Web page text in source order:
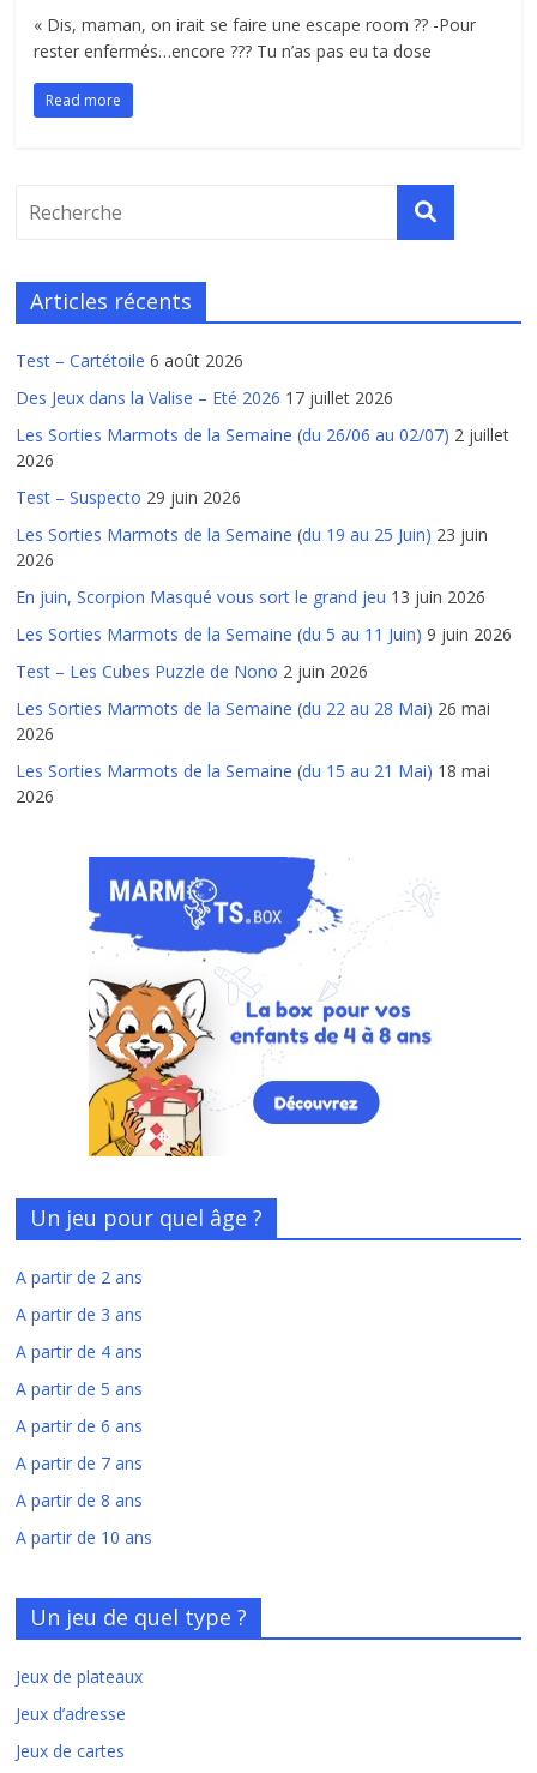
« Dis, maman, on irait se faire une escape room ?? -Pour
rester enfermés…encore ??? Tu n’as pas eu ta dose
Read more
Articles récents
Test – Cartétoile 6 août 2026
Des Jeux dans la Valise – Eté 2026 17 juillet 2026
Les Sorties Marmots de la Semaine (du 26/06 au 02/07) 2 juillet
2026
Test – Suspecto 29 juin 2026
Les Sorties Marmots de la Semaine (du 19 au 25 Juin) 23 juin
2026
En juin, Scorpion Masqué vous sort le grand jeu 13 juin 2026
Les Sorties Marmots de la Semaine (du 5 au 11 Juin) 9 juin 2026
Test – Les Cubes Puzzle de Nono 2 juin 2026
Les Sorties Marmots de la Semaine (du 22 au 28 Mai) 26 mai
2026
Les Sorties Marmots de la Semaine (du 15 au 21 Mai) 18 mai
2026
Un jeu pour quel âge ?
A partir de 2 ans
A partir de 3 ans
A partir de 4 ans
A partir de 5 ans
A partir de 6 ans
A partir de 7 ans
A partir de 8 ans
A partir de 10 ans
Un jeu de quel type ?
Jeux de plateaux
Jeux d’adresse
Jeux de cartes